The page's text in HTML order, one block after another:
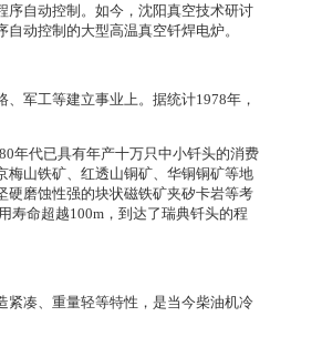
序自动控制。如今，沈阳真空技术研讨
动控制的大型高温真空钎焊电炉。
军工等建立事业上。据统计1978年，
年代已具有年产十万只中小钎头的消费
梅山铁矿、红透山铜矿、华铜铜矿等地
硬磨蚀性强的块状磁铁矿夹矽卡岩等考
寿命超越100m，到达了瑞典钎头的程
紧凑、重量轻等特性，是当今柴油机冷